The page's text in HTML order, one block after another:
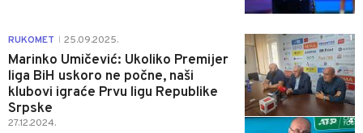
RUKOMET 25.09.2025.
Marinko Umičević: Ukoliko Premijer
liga BiH uskoro ne počne, naši
klubovi igraće Prvu ligu Republike
Srpske
1
27.12.2024. 4